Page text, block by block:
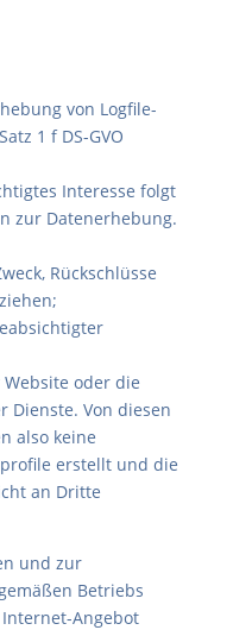
von Logfile-
1 f DS-GVO
Interesse folgt
zur Datenerhebung.
Rückschlüsse
oder die
Dienste. Von diesen
also keine
erstellt und die
an Dritte
und zur
Betriebs
Angebot